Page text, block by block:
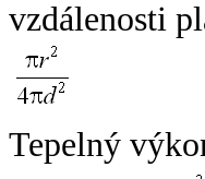
vzdálenosti
Tepelný